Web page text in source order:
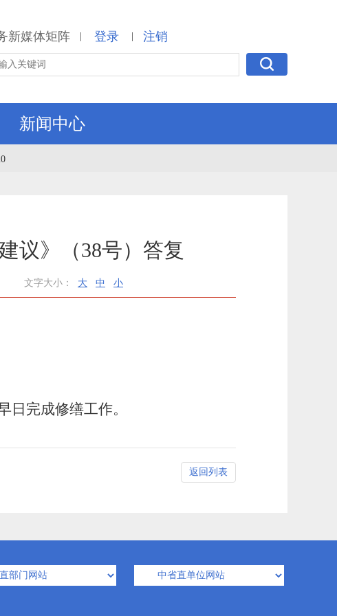
新媒体矩阵 | 登录 | 注销
新闻中心
议》（38号）答复
文字大小： 大 中 小
完成修缮工作。
返回列表